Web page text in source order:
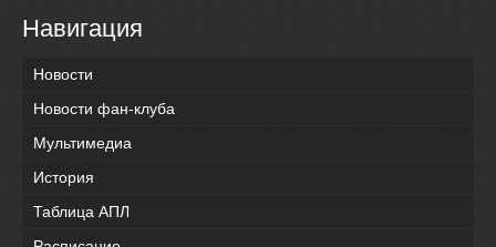
Навигация
Новости
Новости фан-клуба
Мультимедиа
История
Таблица АПЛ